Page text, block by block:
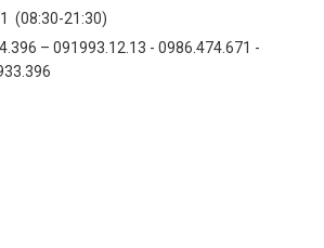
(08:30-21:30)
– 091993.12.13 - 0986.474.671 -